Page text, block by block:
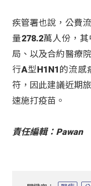
疾管署也說，公費
量278.2萬人份，
局、以及合約醫療
行A型H1N1的流感
符，因此建議近期
速施打疫苗。
責任編輯：Pawan